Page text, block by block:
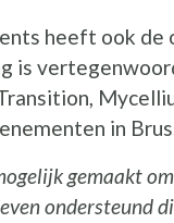
heeft ook de
is
in
gemaakt
ondersteund